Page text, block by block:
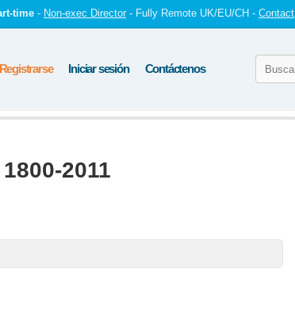
time - Non-exec Director - Fully Remote UK/EU/CH - Contact
Registrarse Iniciar sesión Contáctenos
2011